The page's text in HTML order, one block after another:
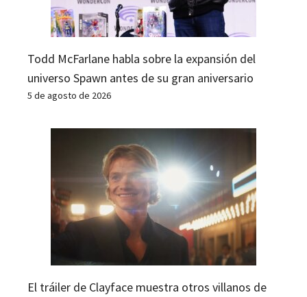
Todd McFarlane habla sobre la expansión del
universo Spawn antes de su gran aniversario
5 de agosto de 2026
El tráiler de Clayface muestra otros villanos de